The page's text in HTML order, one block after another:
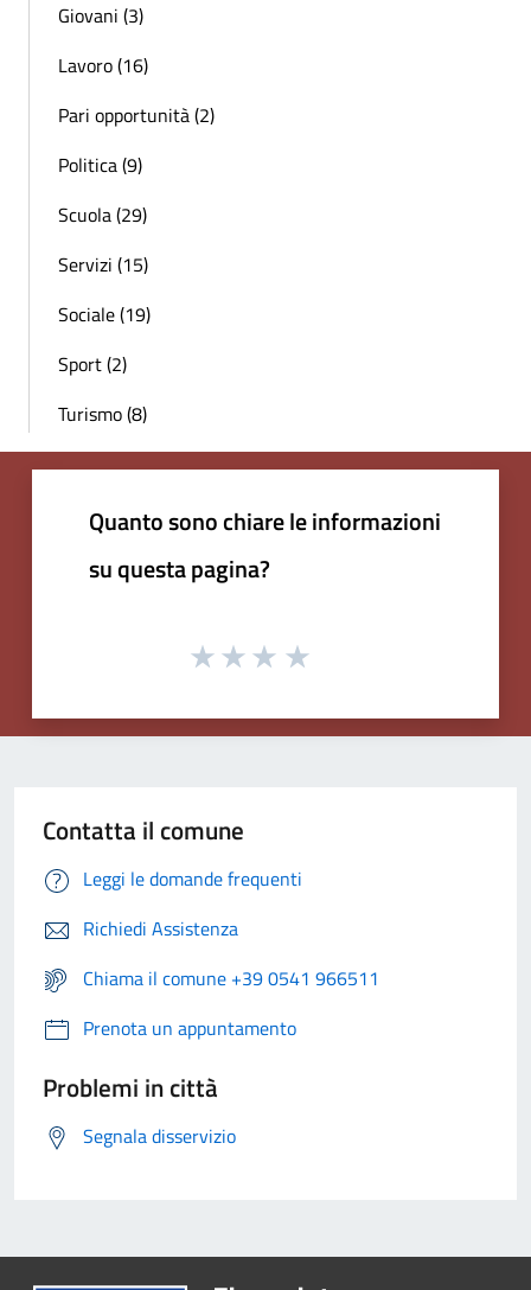
Giovani (3)
Lavoro (16)
Pari opportunità (2)
Politica (9)
Scuola (29)
Servizi (15)
Sociale (19)
Sport (2)
Turismo (8)
Quanto sono chiare le informazioni
su questa pagina?
Contatta il comune
Leggi le domande frequenti
Richiedi Assistenza
Chiama il comune +39 0541 966511
Prenota un appuntamento
Problemi in città
Segnala disservizio